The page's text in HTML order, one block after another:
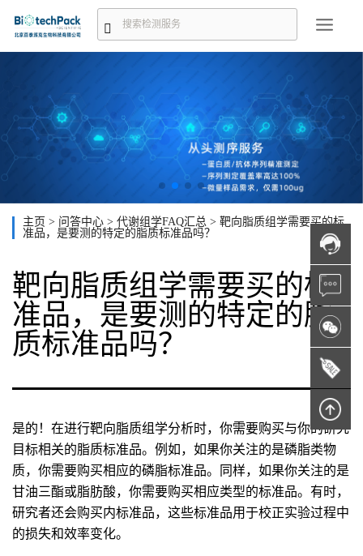
主页 > 问答中心 > 代谢组学FAQ汇总 > 靶向脂质组学需要买的标
准品，是要测的特定的脂质标准品吗？
靶向脂质组学需要买的标
准品，是要测的特定的脂
质标准品吗？
是的！在进行靶向脂质组学分析时，你需要购买与你的研究
目标相关的脂质标准品。例如，如果你关注的是磷脂类物
质，你需要购买相应的磷脂标准品。同样，如果你关注的是
甘油三酯或脂肪酸，你需要购买相应类型的标准品。有时，
研究者还会购买内标准品，这些标准品用于校正实验过程中
的损失和效率变化。